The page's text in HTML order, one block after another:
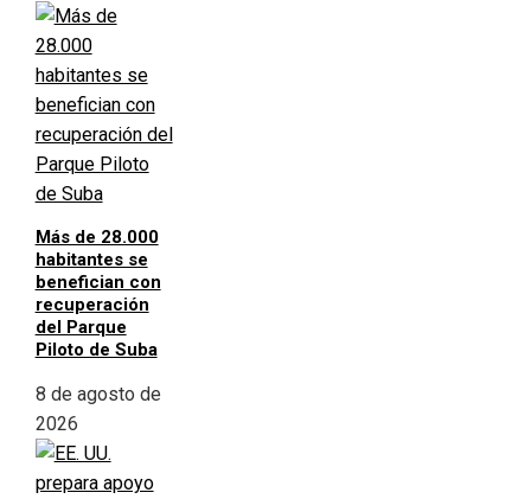
Más de 28.000
habitantes se
benefician con
recuperación
del Parque
Piloto de Suba
8 de agosto de
2026